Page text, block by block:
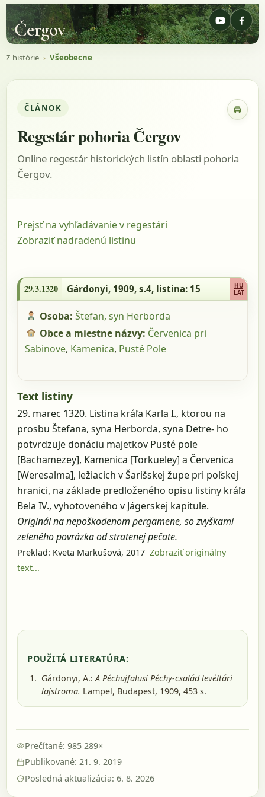
Čergov
Z histórie › Všeobecne
ČLÁNOK 🖨
Regestár pohoria Čergov
Online regestár historických listín oblasti pohoria
Čergov.
Prejsť na vyhľadávanie v regestári
Zobraziť nadradenú listinu
29.3.1320 Gárdonyi, 1909, s.4, listina: 15
HU
LAT
Osoba: Štefan, syn Herborda
Obce a miestne názvy: Červenica pri
Sabinove, Kamenica, Pusté Pole
Text listiny
29. marec 1320. Listina kráľa Karla I., ktorou na
prosbu Štefana, syna Herborda, syna Detre- ho
potvrdzuje donáciu majetkov Pusté pole
[Bachamezey], Kamenica [Torkueley] a Červenica
[Weresalma], ležiacich v Šarišskej župe pri poľskej
hranici, na základe predloženého opisu listiny kráľa
Bela IV., vyhotoveného v Jágerskej kapitule.
Originál na nepoškodenom pergamene, so zvyškami
zeleného povrázka od stratenej pečate.
Preklad: Kveta Markušová, 2017 Zobraziť originálny
text...
POUŽITÁ LITERATÚRA:
Gárdonyi, A.: A Péchujfalusi Péchy-család levéltári
lajstroma. Lampel, Budapest, 1909, 453 s.
Prečítané: 985 289×
Publikované: 21. 9. 2019
Posledná aktualizácia: 6. 8. 2026